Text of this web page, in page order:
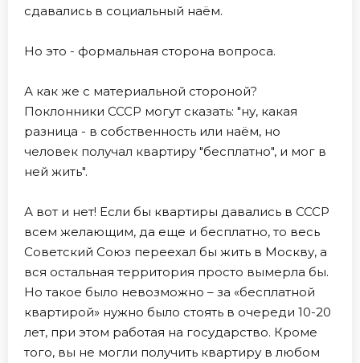
сдавались в социальный наём.
Но это - формальная сторона вопроса.
А как же с материальной стороной?
Поклонники СССР могут сказать: "ну, какая
разница - в собственность или наём, но
человек получал квартиру "бесплатно", и мог в
ней жить".
А вот и нет! Если бы квартиры давались в СССР
всем желающим, да еще и бесплатно, то весь
Советский Союз переехал бы жить в Москву, а
вся остальная территория просто вымерла бы.
Но такое было невозможно – за «бесплатной
квартирой» нужно было стоять в очереди 10-20
лет, при этом работая на государство. Кроме
того, вы не могли получить квартиру в любом